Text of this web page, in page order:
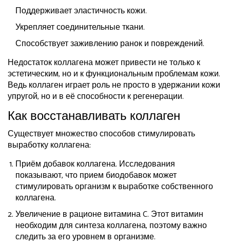
Поддерживает эластичность кожи.
Укрепляет соединительные ткани.
Способствует заживлению ранок и повреждений.
Недостаток коллагена может привести не только к
эстетическим, но и к функциональным проблемам кожи.
Ведь коллаген играет роль не просто в удержании кожи
упругой, но и в её способности к регенерации.
Как восстанавливать коллаген
Существует множество способов стимулировать
выработку коллагена:
Приём добавок коллагена. Исследования
показывают, что прием биодобавок может
стимулировать организм к выработке собственного
коллагена.
Увеличение в рационе витамина C. Этот витамин
необходим для синтеза коллагена, поэтому важно
следить за его уровнем в организме.